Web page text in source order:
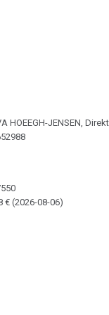
HOEEGH-JENSEN,
€ (2026-08-06)